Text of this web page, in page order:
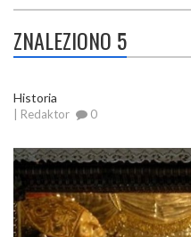
ZNALEZIONO 5
Historia
| Redaktor 0